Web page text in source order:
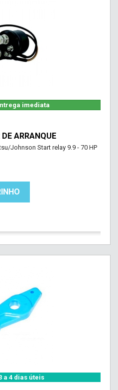
imediata
ARRANQUE
Johnson Start relay 9.9 - 70 HP
a 4 dias úteis